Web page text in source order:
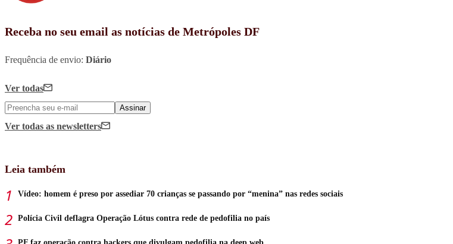
Receba no seu email as notícias de Metrópoles DF
Frequência de envio: Diário
Ver todas
Assinar
Ver todas as newsletters
Leia também
Vídeo: homem é preso por assediar 70 crianças se passando por “menina” nas redes sociais
Polícia Civil deflagra Operação Lótus contra rede de pedofilia no país